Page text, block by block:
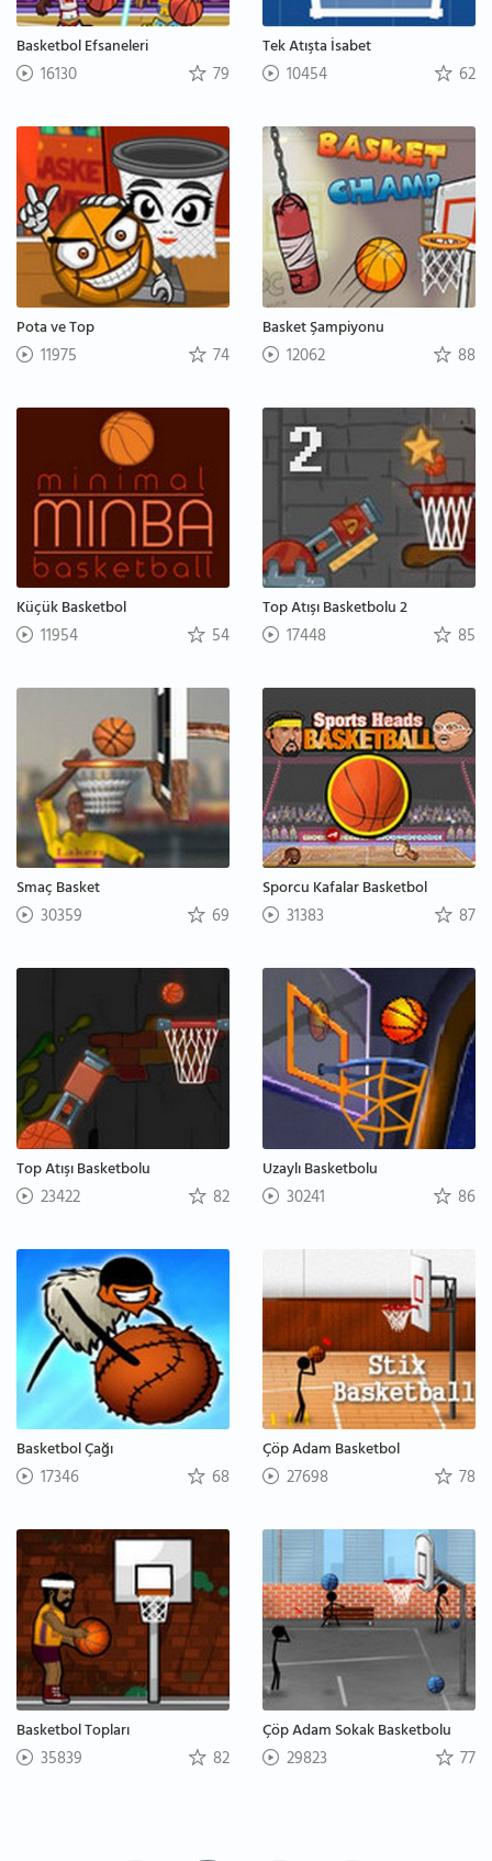
Basketbol Efsaneleri
16130 79
Tek Atışta İsabet
10454 62
Pota ve Top
11975 74
Basket Şampiyonu
12062 88
Küçük Basketbol
11954 54
Top Atışı Basketbolu 2
17448 85
Smaç Basket
30359 69
Sporcu Kafalar Basketbol
31383 87
Top Atışı Basketbolu
23422 82
Uzaylı Basketbolu
30241 86
Basketbol Çağı
17346 68
Çöp Adam Basketbol
27698 78
Basketbol Topları
35839 82
Çöp Adam Sokak Basketbolu
29823 77